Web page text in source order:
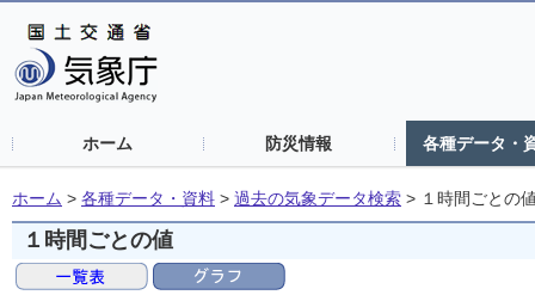
ホーム 防災情報 各種データ・
ホーム > 各種データ・資料 > 過去の気象データ検索 > １時間ごとの
１時間ごとの値